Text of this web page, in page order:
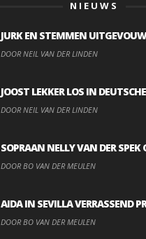
NIEUWS
JURK EN STEMMEN
DOOR NEIL VAN DER LINDEN
JOOST LEKKER LOS IN
DOOR NEIL VAN DER LINDEN
SOPRAAN NELLY VAN DER SPEK
DOOR BO VAN DER MEULEN
AIDA IN SEVILLA VERRASSEND
DOOR BO VAN DER MEULEN